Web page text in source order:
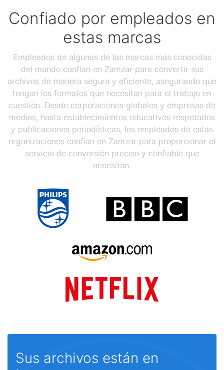
Confiado por empleados en
estas marcas
Empleados de algunas de las marcas más conocidas
del mundo confían en Zamzar para convertir sus
archivos de manera segura y eficiente, asegurando que
tengan los formatos que necesitan para el trabajo en
cuestión. Desde corporaciones globales y empresas de
medios, hasta establecimientos educativos respetados
y publicaciones periodísticas, los empleados de estas
organizaciones confían en Zamzar para proporcionar el
servicio de conversión preciso y confiable que
necesitan.
Sus archivos están en